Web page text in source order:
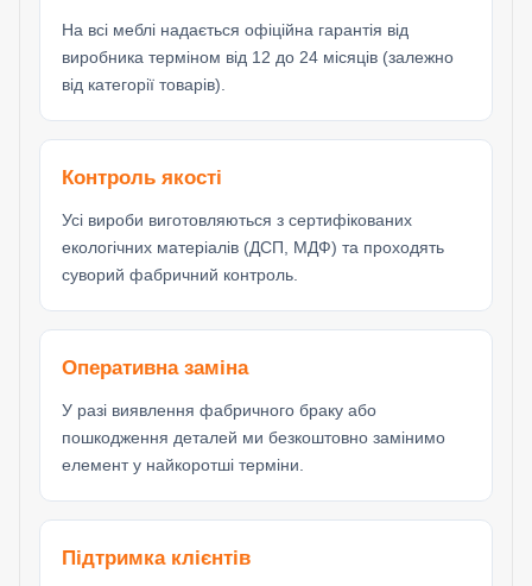
На всі меблі надається офіційна гарантія від
виробника терміном від 12 до 24 місяців (залежно
від категорії товарів).
Контроль якості
Усі вироби виготовляються з сертифікованих
екологічних матеріалів (ДСП, МДФ) та проходять
суворий фабричний контроль.
Оперативна заміна
У разі виявлення фабричного браку або
пошкодження деталей ми безкоштовно замінимо
елемент у найкоротші терміни.
Підтримка клієнтів